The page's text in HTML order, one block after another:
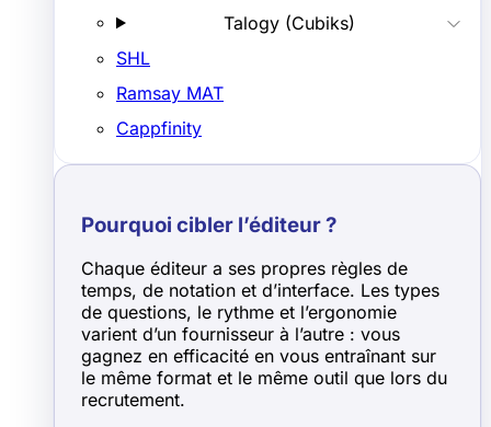
Talogy (Cubiks)
SHL
Ramsay MAT
Cappfinity
Pourquoi cibler l’éditeur ?
Chaque éditeur a ses propres règles de
temps, de notation et d’interface. Les types
de questions, le rythme et l’ergonomie
varient d’un fournisseur à l’autre : vous
gagnez en efficacité en vous entraînant sur
le même format et le même outil que lors du
recrutement.